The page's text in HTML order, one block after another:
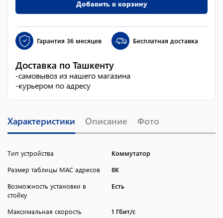
Добавить в корзину
Гарантия 36 месяцев Бесплатная доставка
Доставка по Ташкенту
-самовывоз из нашего магазина
-курьером по адресу
Характеристики Описание Фото
Тип устройства
Коммутатор
Размер таблицы MAC адресов
8K
Возможность установки в
стойку
Есть
Максимальная скорость
1 Гбит/с